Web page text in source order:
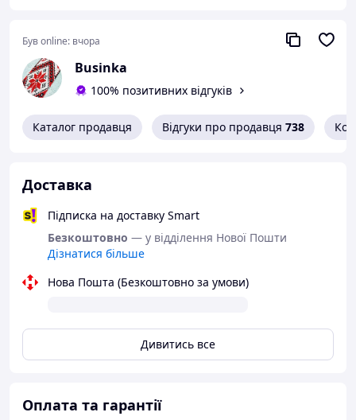
Був online: вчора
Businka
100% позитивних відгуків
Каталог продавця Відгуки про продавця 738
Доставка
Підписка на доставку Smart
Безкоштовно — у відділення Нової Пошти
Дізнатися більше
Нова Пошта (Безкоштовно за умови)
Дивитись все
Оплата та гарантії